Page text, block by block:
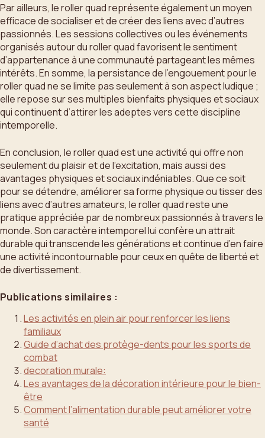
Par ailleurs, le roller quad représente également un moyen
efficace de socialiser et de créer des liens avec d’autres
passionnés. Les sessions collectives ou les événements
organisés autour du roller quad favorisent le sentiment
d’appartenance à une communauté partageant les mêmes
intérêts. En somme, la persistance de l’engouement pour le
roller quad ne se limite pas seulement à son aspect ludique ;
elle repose sur ses multiples bienfaits physiques et sociaux
qui continuent d’attirer les adeptes vers cette discipline
intemporelle.
En conclusion, le roller quad est une activité qui offre non
seulement du plaisir et de l’excitation, mais aussi des
avantages physiques et sociaux indéniables. Que ce soit
pour se détendre, améliorer sa forme physique ou tisser des
liens avec d’autres amateurs, le roller quad reste une
pratique appréciée par de nombreux passionnés à travers le
monde. Son caractère intemporel lui confère un attrait
durable qui transcende les générations et continue d’en faire
une activité incontournable pour ceux en quête de liberté et
de divertissement.
Publications similaires :
Les activités en plein air pour renforcer les liens
familiaux
Guide d’achat des protège-dents pour les sports de
combat
decoration murale:
Les avantages de la décoration intérieure pour le bien-
être
Comment l’alimentation durable peut améliorer votre
santé